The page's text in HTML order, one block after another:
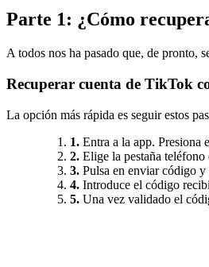
Parte 1: ¿Cómo
A todos nos ha pasado que, de pronto,
Recuperar cuenta de TikTok
La opción más rápida es seguir estos
1. Entra a la app. Presiona
2. Elige la pestaña
3. Pulsa en enviar código
4. Introduce el código
5. Una vez validado el